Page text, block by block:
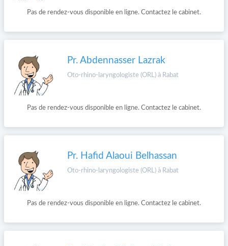
Pas de rendez-vous disponible en ligne. Contactez le cabinet.
Pr. Abdennasser Lazrak
Oto-rhino-laryngologiste (ORL) à Rabat
Pas de rendez-vous disponible en ligne. Contactez le cabinet.
Pr. Hafid Alaoui Belhassan
Oto-rhino-laryngologiste (ORL) à Rabat
Pas de rendez-vous disponible en ligne. Contactez le cabinet.